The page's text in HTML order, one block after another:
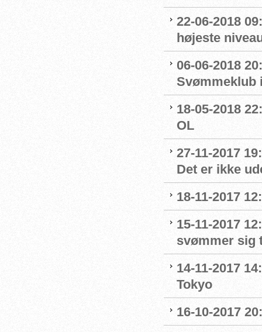
22-06-2018
højeste
06-06-2018
Svømmeklub
18-05-2018
OL
27-11-2017
Det er ikke
18-11-2017
15-11-2017
svømmer sig
14-11-2017
Tokyo
16-10-2017